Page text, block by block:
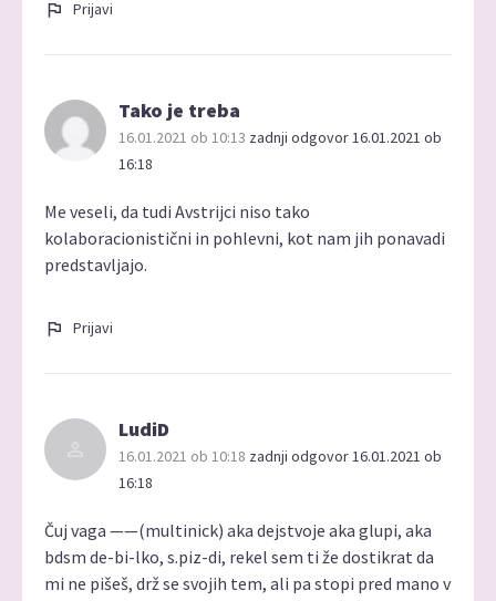
Prijavi
Tako je treba
16.01.2021 ob 10:13 zadnji odgovor 16.01.2021 ob
16:18
Me veseli, da tudi Avstrijci niso tako
kolaboracionistični in pohlevni, kot nam jih ponavadi
predstavljajo.
Prijavi
LudiD
16.01.2021 ob 10:18 zadnji odgovor 16.01.2021 ob
16:18
Čuj vaga ——(multinick) aka dejstvoje aka glupi, aka
bdsm de-bi-lko, s.piz-di, rekel sem ti že dostikrat da
mi ne pišeš, drž se svojih tem, ali pa stopi pred mano v